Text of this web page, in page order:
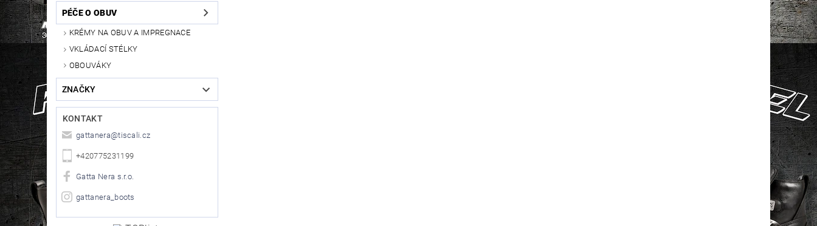
PÉČE O OBUV
KRÉMY NA OBUV A IMPREGNACE
VKLÁDACÍ STÉLKY
OBOUVÁKY
ZNAČKY
KONTAKT
gattanera@tiscali.cz
+420775231199
Gatta Nera s.r.o.
gattanera_boots